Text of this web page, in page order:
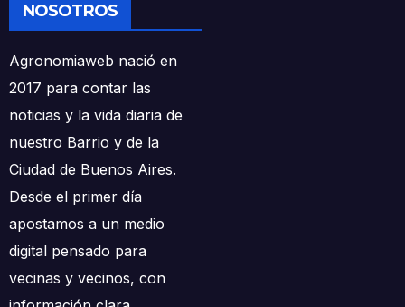
NOSOTROS
Agronomiaweb nació en
2017 para contar las
noticias y la vida diaria de
nuestro Barrio y de la
Ciudad de Buenos Aires.
Desde el primer día
apostamos a un medio
digital pensado para
vecinas y vecinos, con